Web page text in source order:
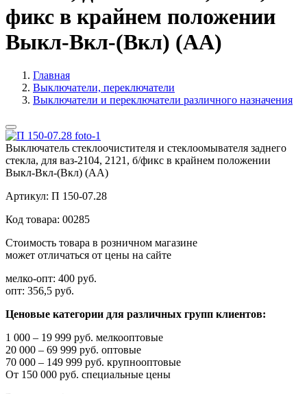
фикс в крайнем положении
Выкл-Вкл-(Вкл) (АА)
Главная
Выключатели, переключатели
Выключатели и переключатели различного назначения
Выключатель стеклоочистителя и стеклоомывателя заднего
стекла, для ваз-2104, 2121, б/фикс в крайнем положении
Выкл-Вкл-(Вкл) (АА)
Артикул: П 150-07.28
Код товара: 00285
Стоимость товара в розничном магазине
может отличаться от цены на сайте
мелко-опт: 400 руб.
опт: 356,5 руб.
Ценовые категории для различных групп клиентов:
1 000 – 19 999 руб. мелкооптовые
20 000 – 69 999 руб. оптовые
70 000 – 149 999 руб. крупнооптовые
От 150 000 руб. специальные цены